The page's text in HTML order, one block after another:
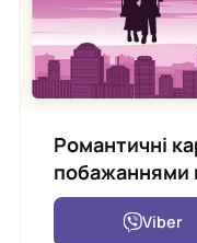
Романтичні
побажаннями
Viber